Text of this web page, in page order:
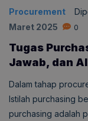
Procurement
Maret 2025
0
Tugas
Jawab, dan
Dalam tahap
Istilah purchasing
purchasing adalah